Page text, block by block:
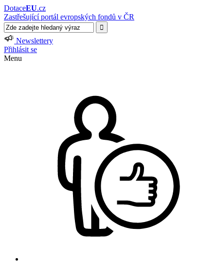
DotaceEU.cz
Zastřešující portál evropských fondů v ČR
Newslettery
Přihlásit se
Menu